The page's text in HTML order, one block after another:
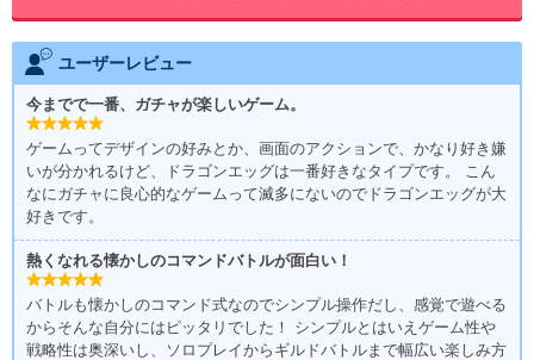
ユーザーレビュー
今までで一番、ガチャが楽しいゲーム。
ゲームってデザインの好みとか、画面のアクションで、かなり好き嫌
いが分かれるけど、ドラゴンエッグは一番好きなタイプです。 こん
なにガチャに良心的なゲームって滅多にないのでドラゴンエッグが大
好きです。
熱くなれる懐かしのコマンドバトルが面白い！
バトルも懐かしのコマンド式なのでシンプル操作だし、感覚で遊べる
からそんな自分にはピッタリでした！ シンプルとはいえゲーム性や
戦略性は奥深いし、ソロプレイからギルドバトルまで幅広い楽しみ方